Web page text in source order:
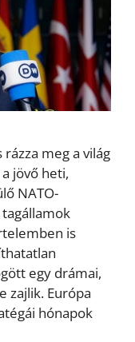
meg a világ
jövő heti,
NATO-
is
egy drámai,
zajlik. Európa
hónapok